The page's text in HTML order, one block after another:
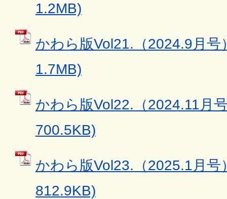
1.2MB)
かわら版Vol21.（2024.9月号
1.7MB)
かわら版Vol22.（2024.11月
700.5KB)
かわら版Vol23.（2025.1月号
812.9KB)